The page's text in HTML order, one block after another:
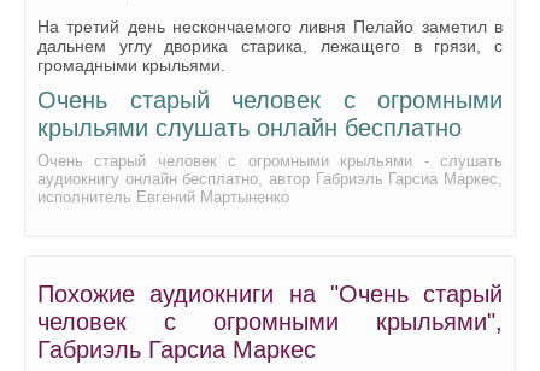
На третий день нескончаемого ливня Пелайо заметил в
дальнем углу дворика старика, лежащего в грязи, с
громадными крыльями.
Очень старый человек с огромными
крыльями слушать онлайн бесплатно
Очень старый человек с огромными крыльями - слушать
аудиокнигу онлайн бесплатно, автор Габриэль Гарсиа Маркес,
исполнитель Евгений Мартыненко
Похожие аудиокниги на "Очень старый
человек с огромными крыльями",
Габриэль Гарсиа Маркес